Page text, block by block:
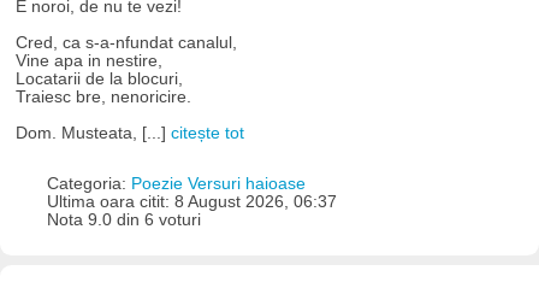
E noroi, de nu te vezi!
Cred, ca s-a-nfundat canalul,
Vine apa in nestire,
Locatarii de la blocuri,
Traiesc bre, nenoricire.
Dom. Musteata, [...]citește tot
Categoria: Poezie Versuri haioase
Ultima oara citit: 8 August 2026, 06:37
Nota 9.0 din 6 voturi